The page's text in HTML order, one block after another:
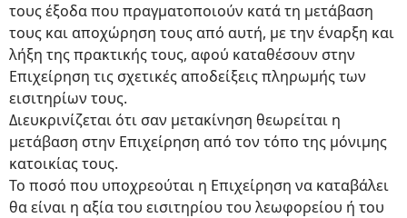
τους έξοδα που πραγματοποιούν κατά τη μετάβαση
τους και αποχώρηση τους από αυτή, με την έναρξη και
λήξη της πρακτικής τους, αφού καταθέσουν στην
Επιχείρηση τις σχετικές αποδείξεις πληρωμής των
εισιτηρίων τους.
Διευκρινίζεται ότι σαν μετακίνηση θεωρείται η
μετάβαση στην Επιχείρηση από τον τόπο της μόνιμης
κατοικίας τους.
Το ποσό που υποχρεούται η Επιχείρηση να καταβάλει
θα είναι η αξία του εισιτηρίου του λεωφορείου ή του